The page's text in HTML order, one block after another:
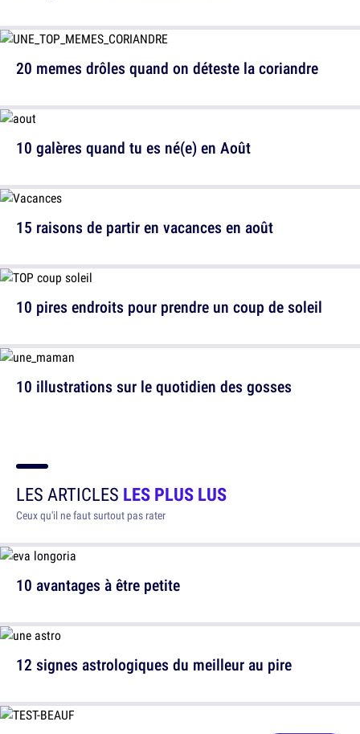
10 galères quand tu es né(e) en Août
10 pires endroits pour prendre un coup de soleil
20 memes drôles quand on déteste la coriandre
15 raisons de partir en vacances en août
10 illustrations sur le quotidien des gosses
LES ARTICLES LES PLUS LUS
Ceux qu'il ne faut surtout pas rater
10 avantages à être petite
12 signes astrologiques du meilleur au pire